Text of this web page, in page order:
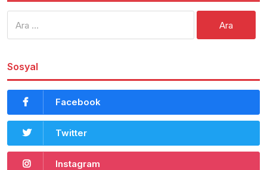
Sosyal
Facebook
Twitter
Instagram